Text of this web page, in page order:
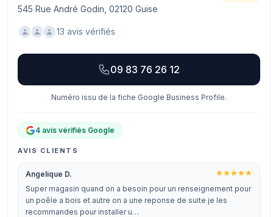
545 Rue André Godin, 02120 Guise
13 avis vérifiés
09 83 76 26 12
Numéro issu de la fiche Google Business Profile.
4 avis vérifiés Google
AVIS CLIENTS
Angelique D.
Super magasin quand on a besoin pour un renseignement pour
un poêle a bois et autre on a une reponse de suite je les
recommandes pour installer u…